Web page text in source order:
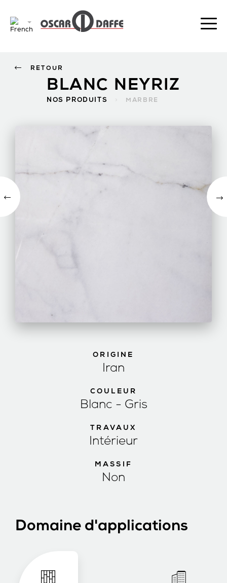
BLANC NEYRIZ
NOS PRODUITS MARBRE
RETOUR
ORIGINE
Iran
COULEUR
Blanc - Gris
TRAVAUX
Intérieur
MASSIF
Non
Domaine d'applications